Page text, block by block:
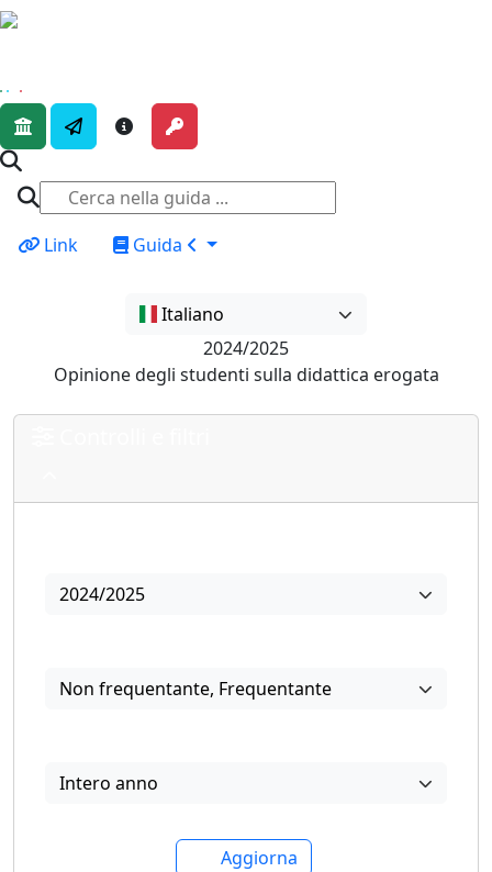
Link Guida
Italiano
2024/2025
Opinione degli studenti sulla didattica erogata
2024/2025
Non frequentante, Frequentante
Intero anno
Aggiorna